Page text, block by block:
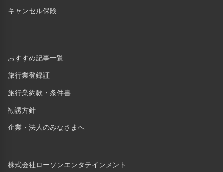
キャンセル保険
おすすめ記事一覧
旅行業登録証
旅行業約款・条件書
勧誘方針
企業・法人のみなさまへ
株式会社ローソンエンタテインメント